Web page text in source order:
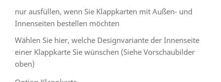
nur ausfüllen, wenn Sie Klappkarten mit Außen- und
Innenseiten bestellen möchten
Wählen Sie hier, welche Designvariante der Innenseite
einer Klappkarte Sie wünschen (Siehe Vorschaubilder
oben)